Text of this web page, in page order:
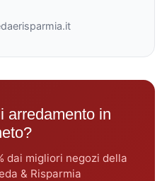
arredamento in
dai migliori negozi della
& Risparmia